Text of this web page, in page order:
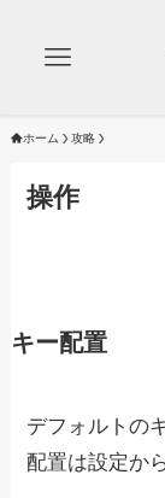
ホーム 攻略
操作
キー配置
デフォルトの
配置は設定か